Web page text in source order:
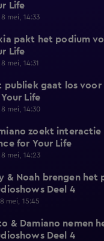
Life
mei, 14:33
pakt het podium
Life
mei, 14:31
publiek gaat los voor
Life
mei, 14:30
zoekt interactie
for Your Life
mei, 14:23
& Noah brengen het
Deel 4
mei, 15:45
& Damiano nemen
Deel 4